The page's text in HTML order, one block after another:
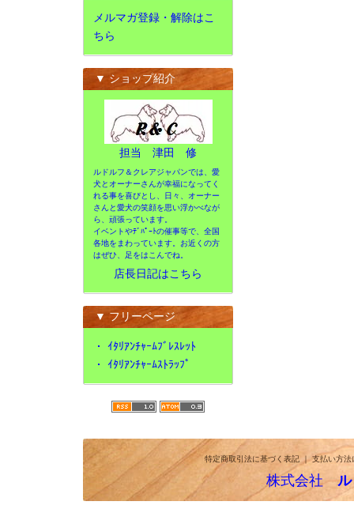
メルマガ登録・解除はこ
ちら
▼ ショップ紹介
担当 津田 修
ルドルフ＆クレアジャパンでは、愛
犬とオーナーさんが幸福になってく
れる事を喜びとし、日々、オーナー
さんと愛犬の笑顔を思い浮かべなが
ら、頑張っています。
イベントやﾃﾞﾊﾟｰﾄの催事等で、全国
各地をまわっています。お近くの方
はぜひ、足をはこんでね。
店長日記はこちら
▼ フリーページ
・ ｲﾀﾘｱﾝﾁｬｰﾑﾌﾞﾚｽﾚｯﾄ
・ ｲﾀﾘｱﾝﾁｬｰﾑｽﾄﾗｯﾌﾟ
特定商取引法に基づく表記｜支払い方法
株式会社